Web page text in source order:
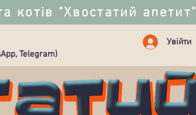
котів "Хвостатий апетит"
Telegram)
Увійти